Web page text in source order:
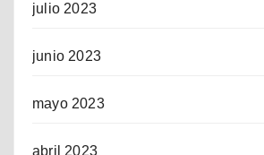
julio 2023
junio 2023
mayo 2023
abril 2023